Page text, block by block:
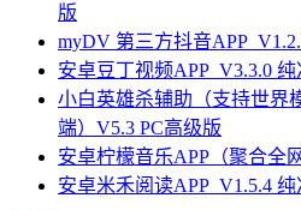
版
myDV 第三方抖音
安卓豆丁视频APP_V3.3.0 纯
小白英雄杀辅助（支持世界
端）V5.3 PC高级版
安卓柠檬音乐APP（聚合全
安卓米禾阅读APP_V1.5.4 纯